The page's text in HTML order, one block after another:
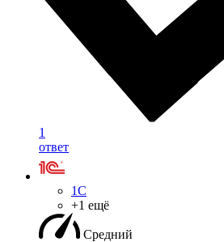
1
ответ
1С
+1 ещё
Средний